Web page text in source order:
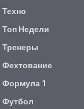
Техно
Топ Недели
Тренеры
Фехтование
Формула 1
Футбол